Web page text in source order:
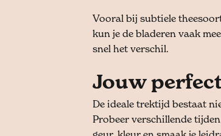
Vooral bij subtiele
kun je de bladeren vaak
snel het verschil.
Jouw
De ideale trektijd bestaat
Probeer verschillende